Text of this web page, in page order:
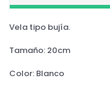
Vela tipo bujía.
Tamaño: 20cm
Color: Blanco